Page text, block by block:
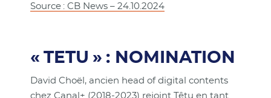
Source : CB News – 24.10.2024
« TETU » : NOMINATION
David Choël, ancien head of digital contents
chez Canal+ (2018-2023) rejoint Têtu en tant